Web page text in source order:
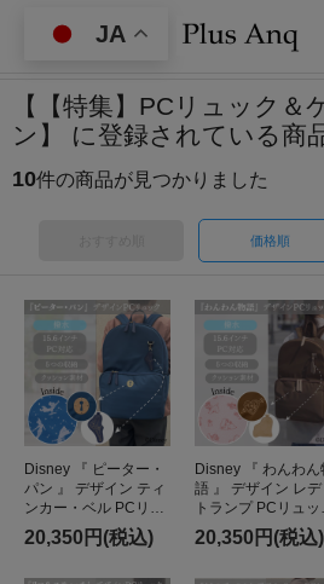
JA
【【特集】PCリュック＆
ン】 に登録されている商
10件の商品が見つかりました
価格順
Disney 『 ピーター・
パン 』 デザイン ティ
ンカー・ベル PCリュ
ック マザーズバッグ
大容量 軽量 撥水 男女
20,350円(税込)
Disney 『 わんわん
語 』 デザイン レデ
トランプ PCリュッ
マザーズバッグ 大容
量 軽量 撥水 男女兼
20,350円(税込)